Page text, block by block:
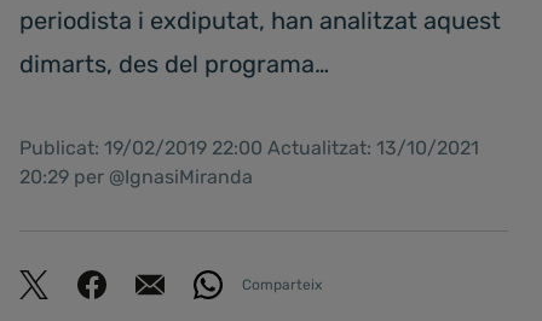
periodista i exdiputat, han analitzat aquest
dimarts, des del programa…
Publicat: 19/02/2019 22:00 Actualitzat: 13/10/2021
20:29 per @IgnasiMiranda
Comparteix